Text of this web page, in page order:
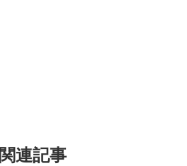
関連記事